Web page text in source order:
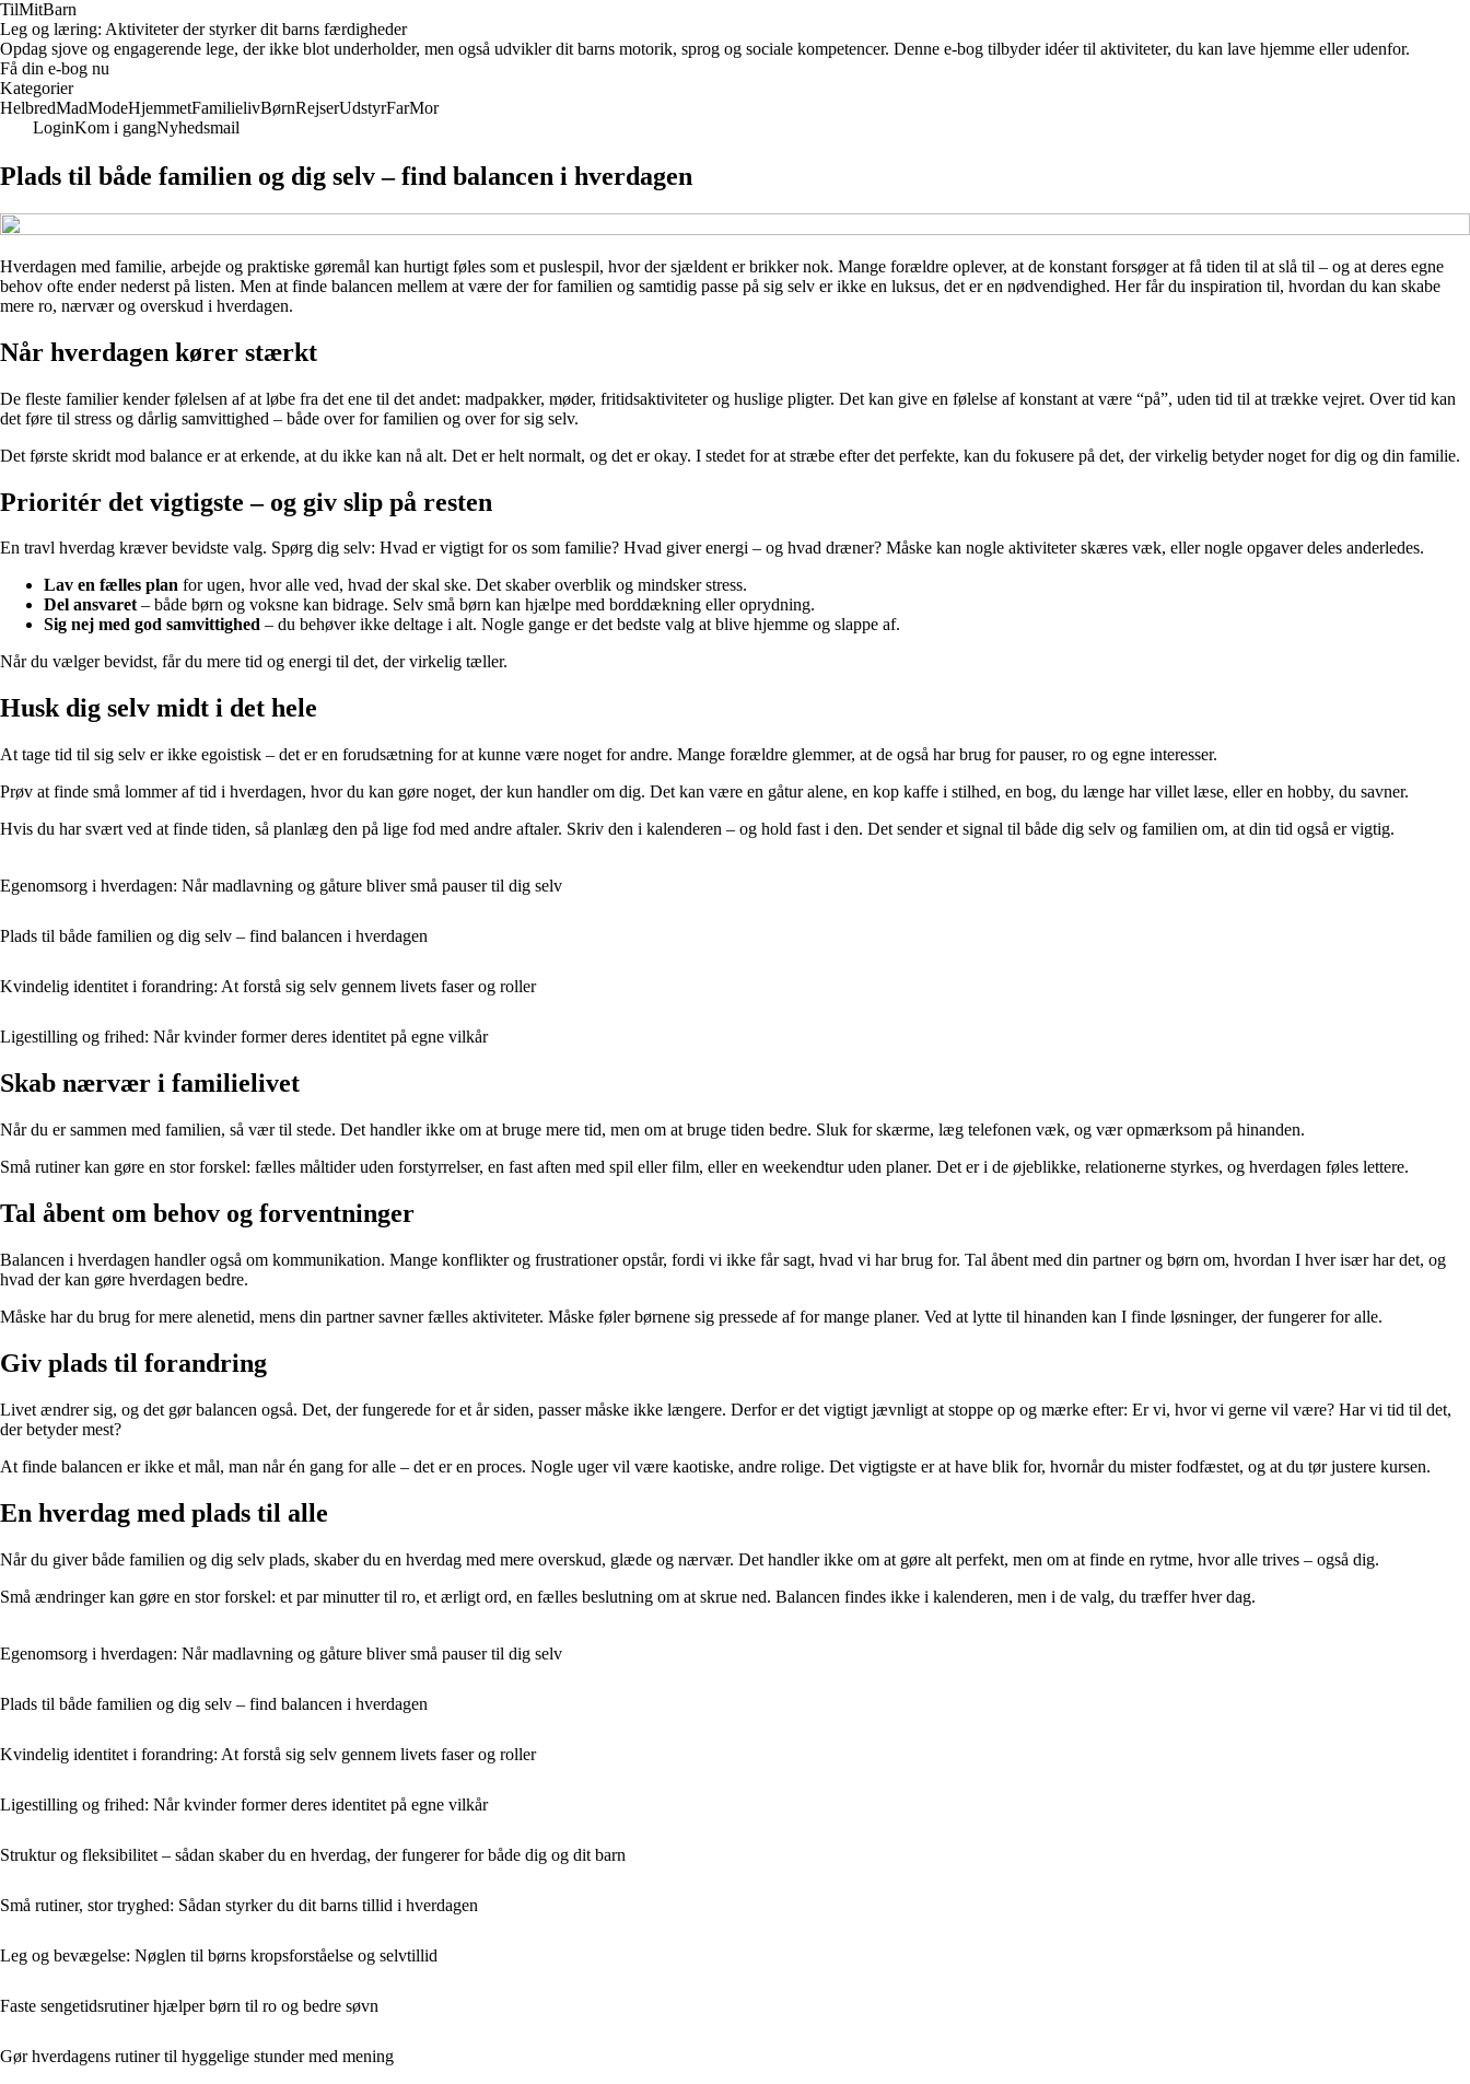
TilMitBarn
Leg og læring: Aktiviteter der styrker dit barns færdigheder
Opdag sjove og engagerende lege, der ikke blot underholder, men også udvikler dit barns motorik, sprog og sociale kompetencer. Denne e-bog tilbyder idéer til aktiviteter, du kan lave hjemme eller udenfor.
Få din e-bog nu
Kategorier
HelbredMadModeHjemmetFamilielivBørnRejserUdstyrFarMor
LoginKom i gangNyhedsmail
Plads til både familien og dig selv – find balancen i hverdagen
Hverdagen med familie, arbejde og praktiske gøremål kan hurtigt føles som et puslespil, hvor der sjældent er brikker nok. Mange forældre oplever, at de konstant forsøger at få tiden til at slå til – og at deres egne
behov ofte ender nederst på listen. Men at finde balancen mellem at være der for familien og samtidig passe på sig selv er ikke en luksus, det er en nødvendighed. Her får du inspiration til, hvordan du kan skabe
mere ro, nærvær og overskud i hverdagen.
Når hverdagen kører stærkt
De fleste familier kender følelsen af at løbe fra det ene til det andet: madpakker, møder, fritidsaktiviteter og huslige pligter. Det kan give en følelse af konstant at være “på”, uden tid til at trække vejret. Over tid kan
det føre til stress og dårlig samvittighed – både over for familien og over for sig selv.
Det første skridt mod balance er at erkende, at du ikke kan nå alt. Det er helt normalt, og det er okay. I stedet for at stræbe efter det perfekte, kan du fokusere på det, der virkelig betyder noget for dig og din familie.
Prioritér det vigtigste – og giv slip på resten
En travl hverdag kræver bevidste valg. Spørg dig selv: Hvad er vigtigt for os som familie? Hvad giver energi – og hvad dræner? Måske kan nogle aktiviteter skæres væk, eller nogle opgaver deles anderledes.
Lav en fælles plan for ugen, hvor alle ved, hvad der skal ske. Det skaber overblik og mindsker stress.
Del ansvaret– både børn og voksne kan bidrage. Selv små børn kan hjælpe med borddækning eller oprydning.
Sig nej med god samvittighed – du behøver ikke deltage i alt. Nogle gange er det bedste valg at blive hjemme og slappe af.
Når du vælger bevidst, får du mere tid og energi til det, der virkelig tæller.
Husk dig selv midt i det hele
At tage tid til sig selv er ikke egoistisk – det er en forudsætning for at kunne være noget for andre. Mange forældre glemmer, at de også har brug for pauser, ro og egne interesser.
Prøv at finde små lommer af tid i hverdagen, hvor du kan gøre noget, der kun handler om dig. Det kan være en gåtur alene, en kop kaffe i stilhed, en bog, du længe har villet læse, eller en hobby, du savner.
Hvis du har svært ved at finde tiden, så planlæg den på lige fod med andre aftaler. Skriv den i kalenderen – og hold fast i den. Det sender et signal til både dig selv og familien om, at din tid også er vigtig.
Egenomsorg i hverdagen: Når madlavning og gåture bliver små pauser til dig selv
Plads til både familien og dig selv – find balancen i hverdagen
Kvindelig identitet i forandring: At forstå sig selv gennem livets faser og roller
Ligestilling og frihed: Når kvinder former deres identitet på egne vilkår
Skab nærvær i familielivet
Når du er sammen med familien, så vær til stede. Det handler ikke om at bruge mere tid, men om at bruge tiden bedre. Sluk for skærme, læg telefonen væk, og vær opmærksom på hinanden.
Små rutiner kan gøre en stor forskel: fælles måltider uden forstyrrelser, en fast aften med spil eller film, eller en weekendtur uden planer. Det er i de øjeblikke, relationerne styrkes, og hverdagen føles lettere.
Tal åbent om behov og forventninger
Balancen i hverdagen handler også om kommunikation. Mange konflikter og frustrationer opstår, fordi vi ikke får sagt, hvad vi har brug for. Tal åbent med din partner og børn om, hvordan I hver især har det, og
hvad der kan gøre hverdagen bedre.
Måske har du brug for mere alenetid, mens din partner savner fælles aktiviteter. Måske føler børnene sig pressede af for mange planer. Ved at lytte til hinanden kan I finde løsninger, der fungerer for alle.
Giv plads til forandring
Livet ændrer sig, og det gør balancen også. Det, der fungerede for et år siden, passer måske ikke længere. Derfor er det vigtigt jævnligt at stoppe op og mærke efter: Er vi, hvor vi gerne vil være? Har vi tid til det,
der betyder mest?
At finde balancen er ikke et mål, man når én gang for alle – det er en proces. Nogle uger vil være kaotiske, andre rolige. Det vigtigste er at have blik for, hvornår du mister fodfæstet, og at du tør justere kursen.
En hverdag med plads til alle
Når du giver både familien og dig selv plads, skaber du en hverdag med mere overskud, glæde og nærvær. Det handler ikke om at gøre alt perfekt, men om at finde en rytme, hvor alle trives – også dig.
Små ændringer kan gøre en stor forskel: et par minutter til ro, et ærligt ord, en fælles beslutning om at skrue ned. Balancen findes ikke i kalenderen, men i de valg, du træffer hver dag.
Egenomsorg i hverdagen: Når madlavning og gåture bliver små pauser til dig selv
Plads til både familien og dig selv – find balancen i hverdagen
Kvindelig identitet i forandring: At forstå sig selv gennem livets faser og roller
Ligestilling og frihed: Når kvinder former deres identitet på egne vilkår
Struktur og fleksibilitet – sådan skaber du en hverdag, der fungerer for både dig og dit barn
Små rutiner, stor tryghed: Sådan styrker du dit barns tillid i hverdagen
Leg og bevægelse: Nøglen til børns kropsforståelse og selvtillid
Faste sengetidsrutiner hjælper børn til ro og bedre søvn
Gør hverdagens rutiner til hyggelige stunder med mening